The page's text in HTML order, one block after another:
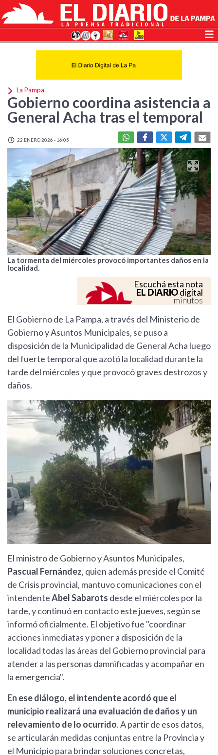
La Pampa
Gobierno coordina asistencia a
General Acha tras el temporal
22 ENERO 2026 - 16:05
La tormenta del miércoles provocó importantes daños en la
localidad.
Escuchá esta nota
EL DIARIOdigital
minutos
El Gobierno de La Pampa, a través del Ministerio de
Gobierno y Asuntos Municipales, se puso a
disposición de la Municipalidad de General Acha luego
del fuerte temporal que azotó la localidad durante la
tarde del miércoles y que provocó graves destrozos y
daños.
El ministro de Gobierno y Asuntos Municipales,
Pascual Fernández, quien además preside el Comité
de Crisis provincial, mantuvo comunicaciones con el
intendenteAbel Sabarots desde el miércoles por la
tarde, y continuó en contacto este jueves, según se
informó oficialmente. El objetivo fue "coordinar
acciones inmediatas y poner a disposición de la
localidad todas las áreas del Gobierno provincial para
atender a las personas damnificadas y acompañar en
la emergencia".
En ese diálogo, el intendente acordó que el
municipio realizará una evaluación de daños y un
relevamiento de lo ocurrido. A partir de esos datos,
se articularán medidas conjuntas entre la Provincia y
el Municipio para brindar soluciones concretas,